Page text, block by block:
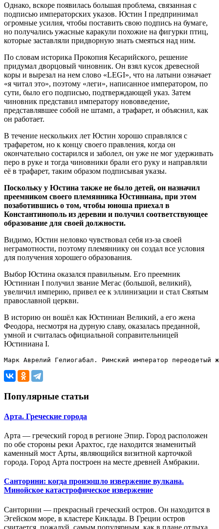
Однако, вскоре появилась большая проблема, связанная с
подписью императорских указов. Юстин I предпринимал
огромные усилия, чтобы поставить свою подпись на бумаге,
но получались ужасные каракули похожие на фигурки птиц,
которые заставляли придворную знать смеяться над ним.
По словам историка Прокопия Кесарийского, решение
придумал дворцовый чиновник. Он взял кусок древесной
коры и вырезал на нем слово «LEGI», что на латыни означает
«я читал это», поэтому «леги», написанное императором, по
сути, было его подписью, подтверждающей указ. Затем
чиновник представил императору нововведение,
представлявшее собой не штамп, а трафарет, и объяснил, как
он работает.
В течение нескольких лет Юстин хорошо справлялся с
трафаретом, но к концу своего правления, когда он
окончательно состарился и заболел, он уже не мог удерживать
перо в руке и тогда чиновники брали его руку и направляли
её в трафарет, таким образом подписывая указы.
Поскольку у Юстина также не было детей, он назначил
преемником своего племянника Юстиниана, при этом
позаботившись о том, чтобы юноша приехал в
Константинополь из деревни и получил соответствующее
образование для своей должности.
Видимо, Юстин неловко чувствовал себя из-за своей
неграмотности, поэтому племяннику он создал все условия
для получения хорошего образования.
Выбор Юстина оказался правильным. Его преемник
Юстиниан I получил звание Мегас (большой, великий),
увеличил империю, привел ее к эллинизации и стал Святым
православной церкви.
В историю он вошёл как Юстиниан Великий, а его жена
Феодора, несмотря на дурную славу, оказалась преданной,
умной и считалась официальной соправительницей
Юстиниана I.
Марк Аврелий Гелиогабал. Римский император
Популярные статьи
Арта. Греческие города
Арта — греческий город в регионе Эпир. Город расположен
по обе стороны реки Арахтос, где находится знаменитый
каменный мост Арты, являющийся визитной карточкой
города. Город Арта построен на месте древней Амбракии.
Санторини: когда произошло извержение вулкана.
Минойское катастрофическое извержение
Санторини — прекрасный греческий остров. Он находится в
Эгейском море, в кластере Киклады. В Греции остров
считается, пожалуй, самым популярным, как в плане отдыха,